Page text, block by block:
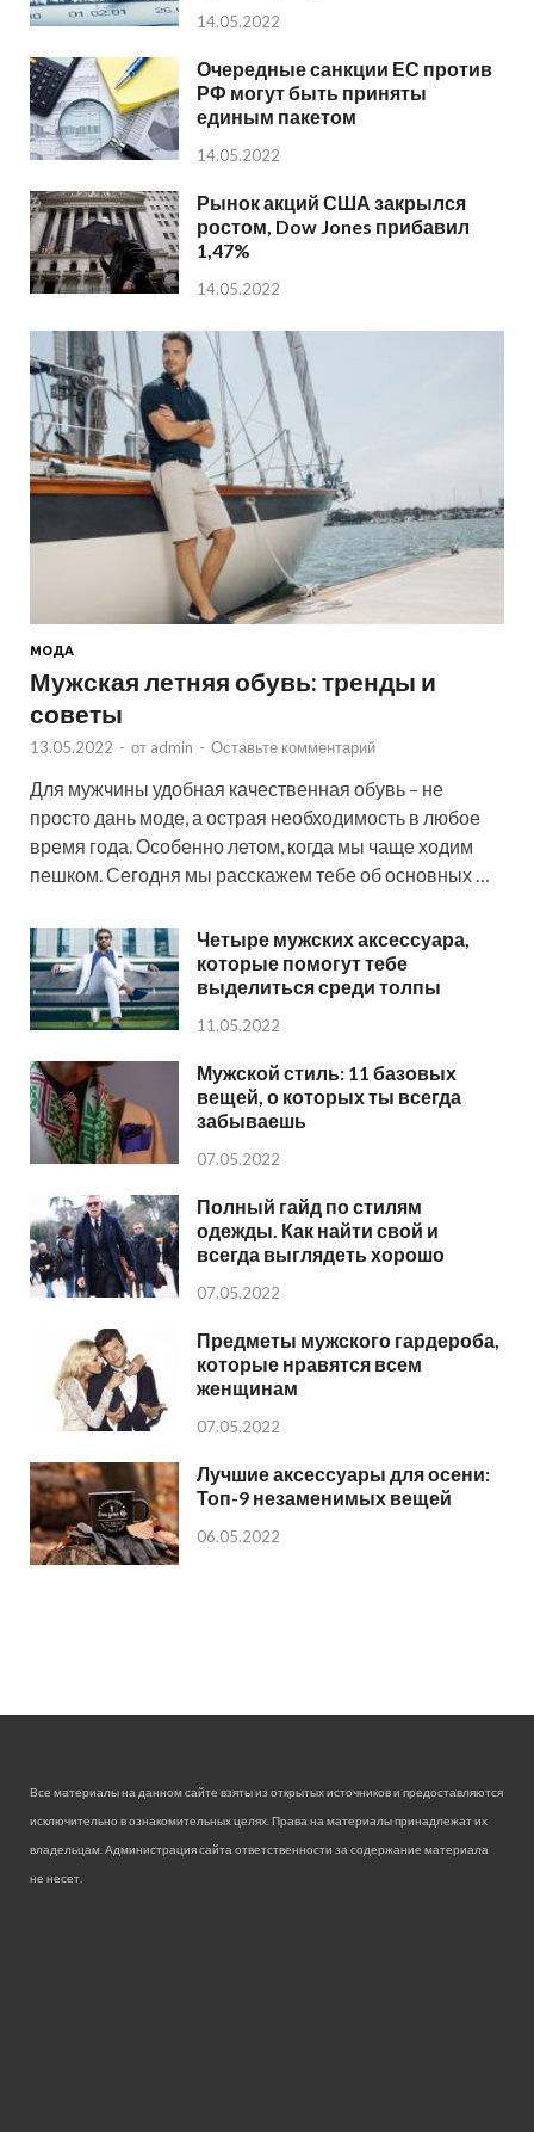
14.05.2022
Очередные санкции ЕС против
РФ могут быть приняты
единым пакетом
14.05.2022
Рынок акций США закрылся
ростом, Dow Jones прибавил
1,47%
14.05.2022
МОДА
Мужская летняя обувь: тренды и
советы
13.05.2022 - от admin - Оставьте комментарий
Для мужчины удобная качественная обувь – не
просто дань моде, а острая необходимость в любое
время года. Особенно летом, когда мы чаще ходим
пешком. Сегодня мы расскажем тебе об основных …
Четыре мужских аксессуара,
которые помогут тебе
выделиться среди толпы
11.05.2022
Мужской стиль: 11 базовых
вещей, о которых ты всегда
забываешь
07.05.2022
Полный гайд по стилям
одежды. Как найти свой и
всегда выглядеть хорошо
07.05.2022
Предметы мужского гардероба,
которые нравятся всем
женщинам
07.05.2022
Лучшие аксессуары для осени:
Топ-9 незаменимых вещей
06.05.2022
Все материалы на данном сайте взяты из открытых источников и предоставляются
исключительно в ознакомительных целях. Права на материалы принадлежат их
владельцам. Администрация сайта ответственности за содержание материала
не несет.